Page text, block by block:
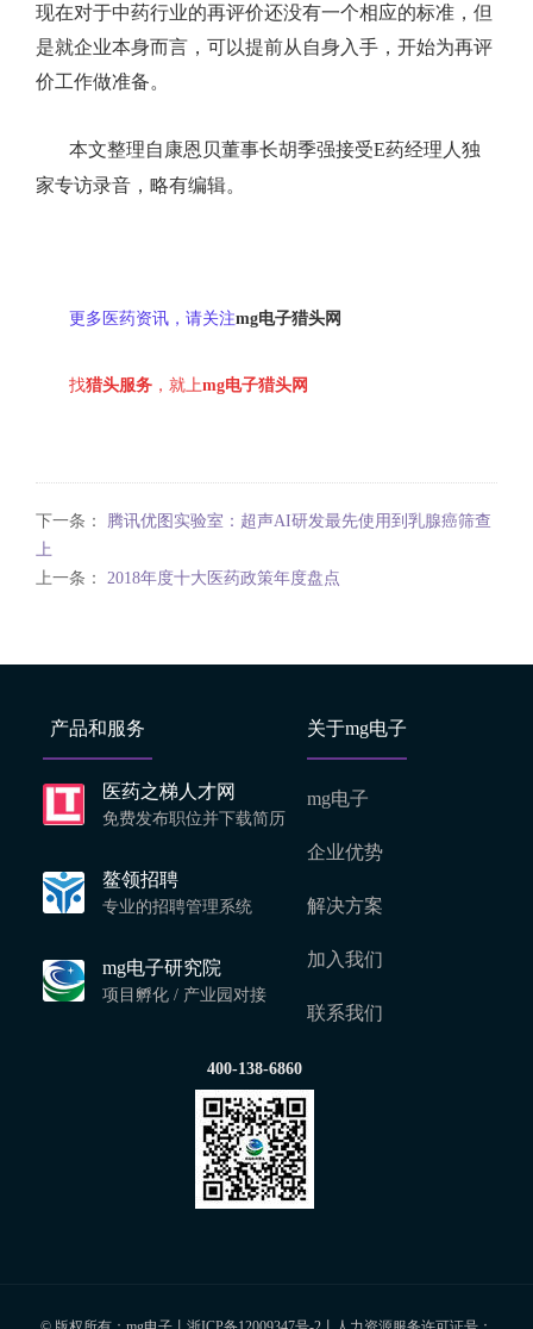
现在对于中药行业的再评价还没有一个相应的标准，但
是就企业本身而言，可以提前从自身入手，开始为再评
价工作做准备。
本文整理自康恩贝董事长胡季强接受E药经理人独
家专访录音，略有编辑。
更多医药资讯，请关注mg电子猎头网
找猎头服务 ，就上mg电子猎头网
下一条：
腾讯优图实验室：超声AI研发最先使用到乳腺癌筛查
上
上一条： 2018年度十大医药政策年度盘点
产品和服务
医药之梯人才网
免费发布职位并下载简历
鳌领招聘
专业的招聘管理系统
mg电子研究院
项目孵化 / 产业园对接
关于mg电子
mg电子
企业优势
解决方案
加入我们
联系我们
400-138-6860